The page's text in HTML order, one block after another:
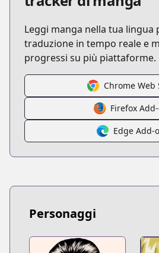
Leggi manga nella tua lingua
traduzione in tempo reale e
progressi su più piattaforme.
Chrome Web
Firefox
Edge Add-
Personaggi